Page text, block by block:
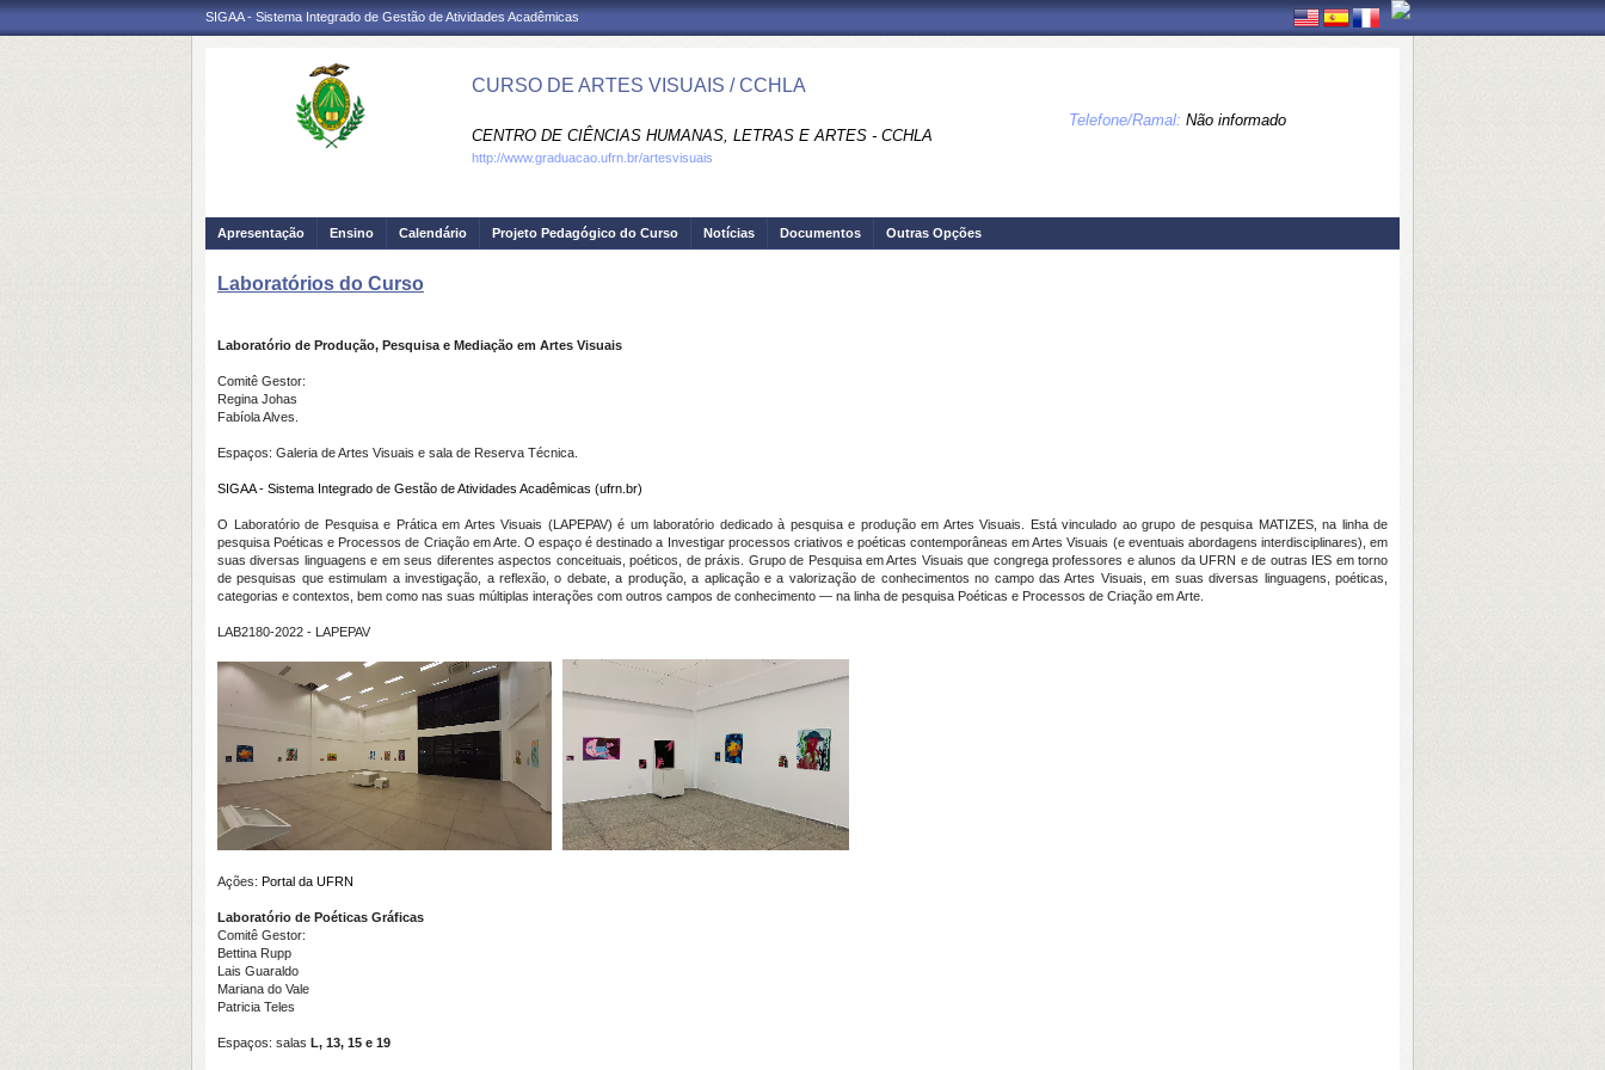
SIGAA - Sistema Integrado de Gestão de Atividades Acadêmicas
CURSO DE ARTES VISUAIS / CCHLA
CENTRO DE CIÊNCIAS HUMANAS, LETRAS E ARTES - CCHLA
Telefone/Ramal: Não informado
http://www.graduacao.ufrn.br/artesvisuais
Apresentação Ensino Calendário Projeto Pedagógico do Curso Notícias Documentos Outras Opções
Laboratórios do Curso
Laboratório de Produção, Pesquisa e Mediação em Artes Visuais
Comitê Gestor:
Regina Johas
Fabíola Alves.
Espaços: Galeria de Artes Visuais e sala de Reserva Técnica.
SIGAA - Sistema Integrado de Gestão de Atividades Acadêmicas (ufrn.br)
O Laboratório de Pesquisa e Prática em Artes Visuais (LAPEPAV) é um laboratório dedicado à pesquisa e produção em Artes Visuais. Está vinculado ao grupo de pesquisa MATIZES, na linha de
pesquisa Poéticas e Processos de Criação em Arte. O espaço é destinado a Investigar processos criativos e poéticas contemporâneas em Artes Visuais (e eventuais abordagens interdisciplinares), em
suas diversas linguagens e em seus diferentes aspectos conceituais, poéticos, de práxis. Grupo de Pesquisa em Artes Visuais que congrega professores e alunos da UFRN e de outras IES em torno
de pesquisas que estimulam a investigação, a reflexão, o debate, a produção, a aplicação e a valorização de conhecimentos no campo das Artes Visuais, em suas diversas linguagens, poéticas,
categorias e contextos, bem como nas suas múltiplas interações com outros campos de conhecimento — na linha de pesquisa Poéticas e Processos de Criação em Arte.
LAB2180-2022 - LAPEPAV
Ações: Portal da UFRN
Laboratório de Poéticas Gráficas
Comitê Gestor:
Bettina Rupp
Lais Guaraldo
Mariana do Vale
Patricia Teles
Espaços: salas L, 13, 15 e 19